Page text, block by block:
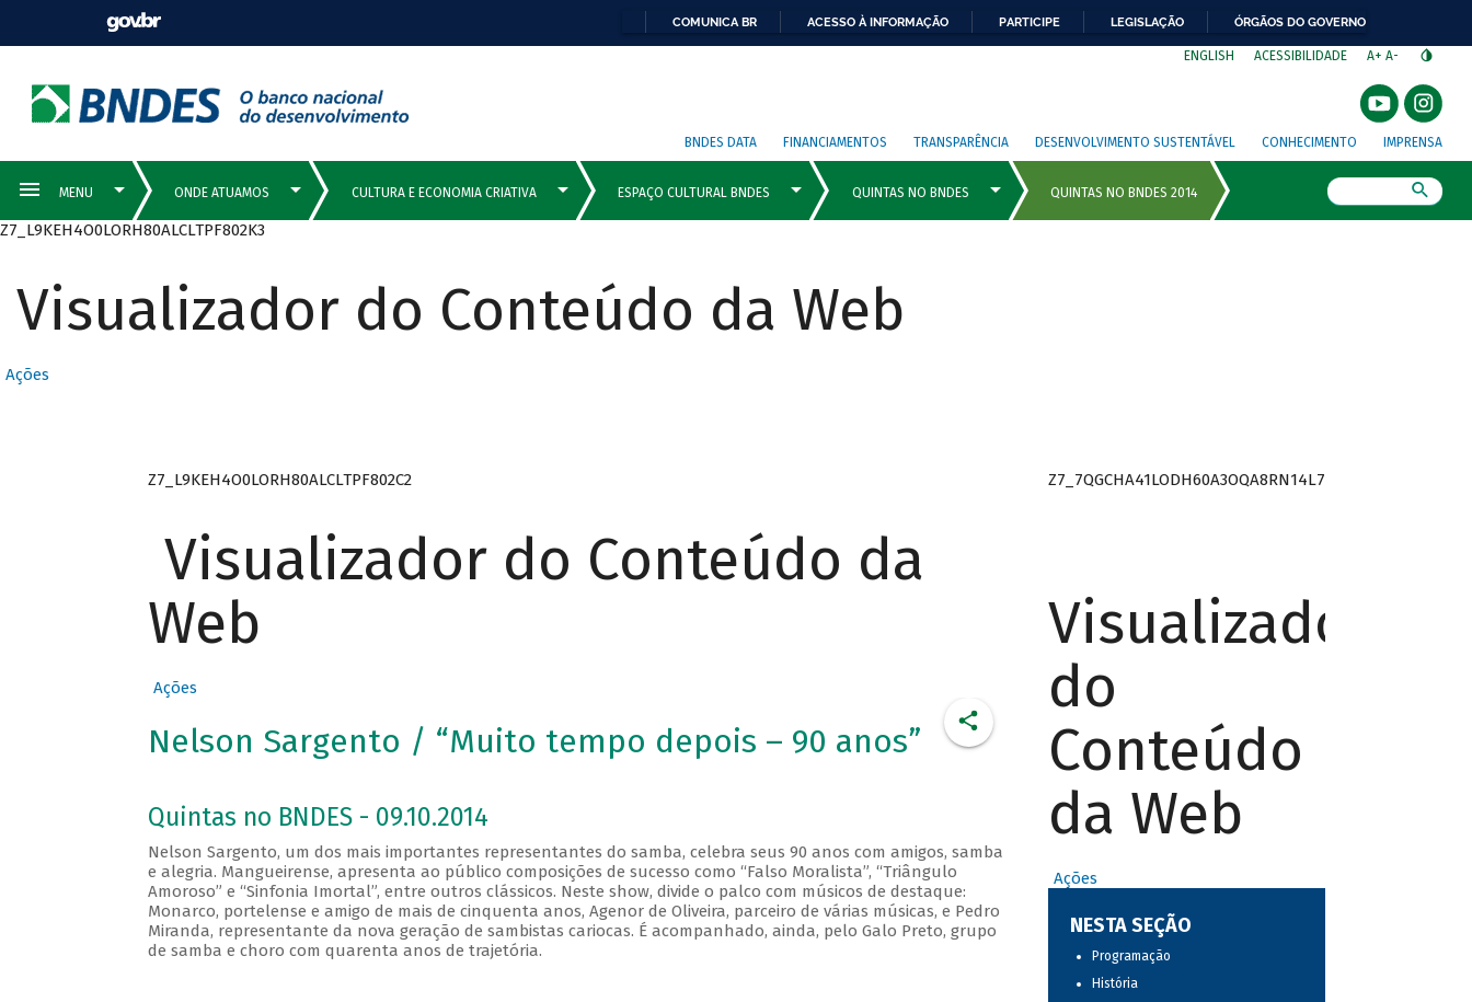
COMUNICA BR ACESSO À INFORMAÇÃO PARTICIPE LEGISLAÇÃO ÓRGÃOS DO GOVERNO
ENGLISH ACESSIBILIDADE A+ A-
BNDES DATA FINANCIAMENTOS TRANSPARÊNCIA DESENVOLVIMENTO SUSTENTÁVEL CONHECIMENTO IMPRENSA
Z7_L9KEH4O0LORH80ALCLTPF802K3
Visualizador do Conteúdo da Web
Ações
Z7_L9KEH4O0LORH80ALCLTPF802C2
Visualizador do Conteúdo da
Web
Ações
Nelson Sargento / “Muito tempo depois – 90 anos”
Quintas no BNDES - 09.10.2014
Nelson Sargento, um dos mais importantes representantes do samba, celebra seus 90 anos com amigos, samba
e alegria. Mangueirense, apresenta ao público composições de sucesso como “Falso Moralista”, “Triângulo
Amoroso” e “Sinfonia Imortal”, entre outros clássicos. Neste show, divide o palco com músicos de destaque:
Monarco, portelense e amigo de mais de cinquenta anos, Agenor de Oliveira, parceiro de várias músicas, e Pedro
Miranda, representante da nova geração de sambistas cariocas. É acompanhado, ainda, pelo Galo Preto, grupo
de samba e choro com quarenta anos de trajetória.
Z7_7QGCHA41LODH60A3OQA8RN14L7
Visualizador
do
Conteúdo
da Web
Ações
NESTA SEÇÃO
Programação
História